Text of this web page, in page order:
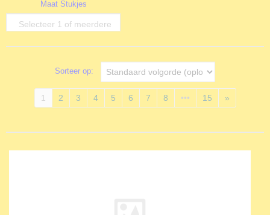
opties
Maat Stukjes
Selecteer 1 of meerdere
Sorteer op:
1 2 3 4 5 6 7 8 ••• 15 »